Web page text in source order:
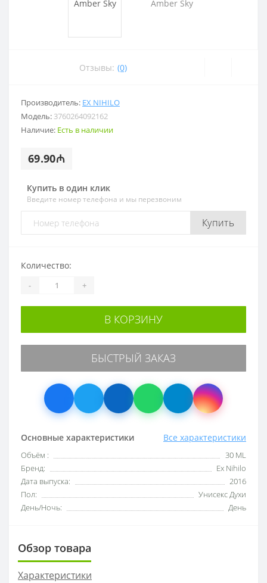
Отзывы: (0)
Производитель: EX NIHILO
Модель: 3760264092162
Наличие: Есть в наличии
69.90₼
Купить в один клик
Введите номер телефона и мы перезвоним
Купить
Основные характеристики Все характеристики
Объём :
30 ML
Бренд:
Ex Nihilo
Дата выпуска:
2016
Пол:
Унисекс Духи
День/Ночь:
День
Количество:
- +
В КОРЗИНУ
БЫСТРЫЙ ЗАКАЗ
Обзор товара
Характеристики